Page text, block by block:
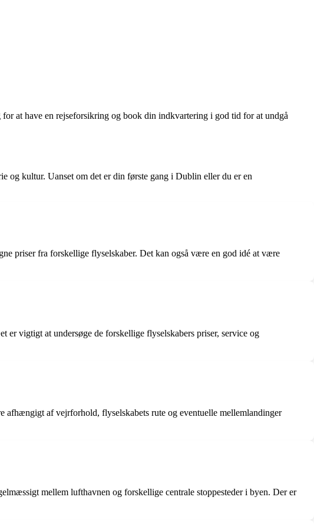
at have en rejseforsikring og book din indkvartering i god tid for at undgå
og kultur. Uanset om det er din første gang i Dublin eller du er en
priser fra forskellige flyselskaber. Det kan også være en god idé at være
vigtigt at undersøge de forskellige flyselskabers priser, service og
af vejrforhold, flyselskabets rute og eventuelle mellemlandinger
mellem lufthavnen og forskellige centrale stoppesteder i byen. Der er